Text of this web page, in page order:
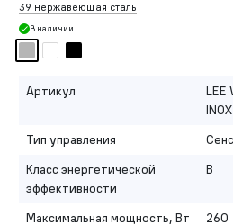
39 нержавеющая сталь
В наличии
Артикул
LEE
INOX
Тип управления
Класс энергетической
эффективности
B
Максимальная мощность, Вт 260